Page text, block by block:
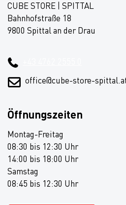
CUBE STORE | SPITTAL
Bahnhofstraße 18
9800 Spittal an der Drau
office@cube-store-
Öffnungszeiten
Montag-Freitag
08:30 bis 12:30 Uhr
14:00 bis 18:00 Uhr
Samstag
08:45 bis 12:30 Uhr